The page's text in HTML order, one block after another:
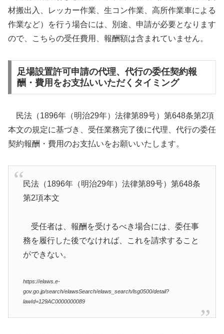
材搬出入、レッカー作業、生コン作業、高所作業車による
作業など）を行う場合には、別途、申請が必要となります
ので、こちらの受任費用、報酬額は含まれていません。
足場設置許可申請の代理、代行の委任契約報
酬・費用をお支払いいただくタイミング
民法（1896年（明治29年）法律第89号）第648条第2項
本文の規定に基づき、受任業務完了後に代理、代行の委任
契約報酬・費用のお支払いをお願いいたします。
民法（1896年（明治29年）法律第89号）第648条
第2項本文
受任者は、報酬を受けるべき場合には、委任事
務を履行した後でなければ、これを請求すること
ができない。
https://elaws.e-
gov.go.jp/search/elawsSearch/elaws_search/lsg0500/detail?
lawId=129AC0000000089